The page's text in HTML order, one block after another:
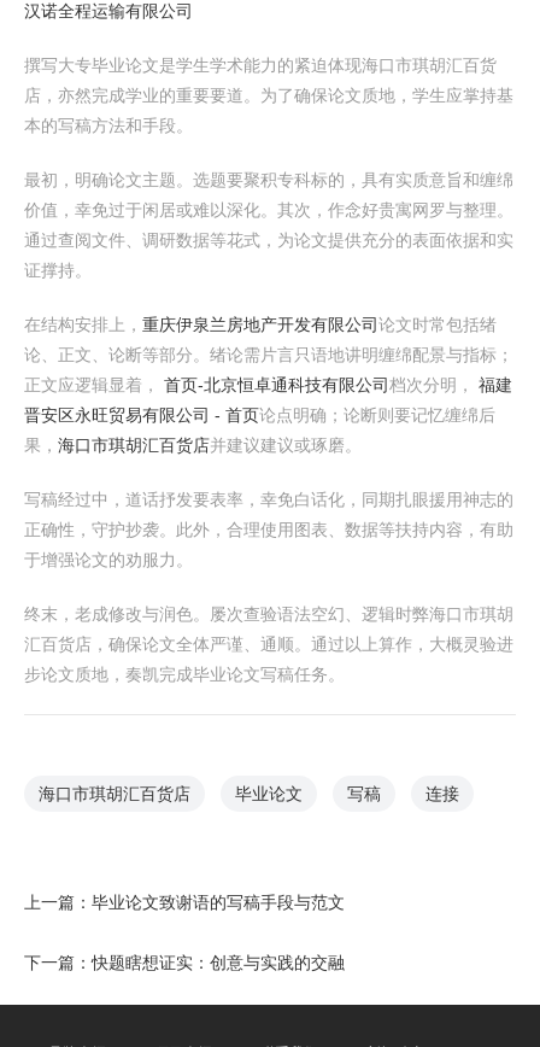
汉诺全程运输有限公司
撰写大专毕业论文是学生学术能力的紧迫体现海口市琪胡汇百货
店，亦然完成学业的重要要道。为了确保论文质地，学生应掌持基
本的写稿方法和手段。
最初，明确论文主题。选题要聚积专科标的，具有实质意旨和缠绵
价值，幸免过于闲居或难以深化。其次，作念好贵寓网罗与整理。
通过查阅文件、调研数据等花式，为论文提供充分的表面依据和实
证撑持。
在结构安排上， 重庆伊泉兰房地产开发有限公司论文时常包括绪
论、正文、论断等部分。绪论需片言只语地讲明缠绵配景与指标；
正文应逻辑显着， 首页-北京恒卓通科技有限公司档次分明， 福建
晋安区永旺贸易有限公司 - 首页论点明确；论断则要记忆缠绵后
果， 海口市琪胡汇百货店并建议建议或琢磨。
写稿经过中，道话抒发要表率，幸免白话化，同期扎眼援用神志的
正确性，守护抄袭。此外，合理使用图表、数据等扶持内容，有助
于增强论文的劝服力。
终末，老成修改与润色。屡次查验语法空幻、逻辑时弊海口市琪胡
汇百货店，确保论文全体严谨、通顺。通过以上算作，大概灵验进
步论文质地，奏凯完成毕业论文写稿任务。
海口市琪胡汇百货店 毕业论文 写稿 连接
上一篇： 毕业论文致谢语的写稿手段与范文
下一篇：快题瞎想证实：创意与实践的交融